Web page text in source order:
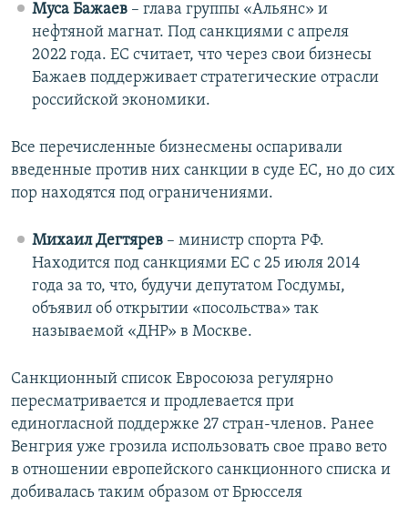
Муса Бажаев– глава группы «Альянс» и
нефтяной магнат. Под санкциями с апреля
2022 года. ЕС считает, что через свои бизнесы
Бажаев поддерживает стратегические отрасли
российской экономики.
Все перечисленные бизнесмены оспаривали
введенные против них санкции в суде ЕС, но до сих
пор находятся под ограничениями.
Михаил Дегтярев– министр спорта РФ.
Находится под санкциями ЕС с 25 июля 2014
года за то, что, будучи депутатом Госдумы,
объявил об открытии «посольства» так
называемой «ДНР» в Москве.
Санкционный список Евросоюза регулярно
пересматривается и продлевается при
единогласной поддержке 27 стран-членов. Ранее
Венгрия уже грозила использовать свое право вето
в отношении европейского санкционного списка и
добивалась таким образом от Брюсселя